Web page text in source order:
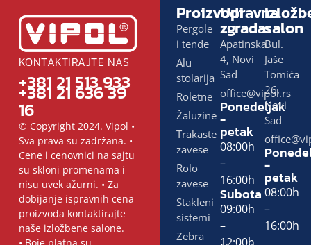
KONTAKTIRAJTE NAS
+381 21 513 933
+381 21 636 39
16
© Copyright 2024. Vipol •
Sva prava su zadržana. •
Cene i cenovnici na sajtu
su skloni promenama i
nisu uvek ažurni. • Za
dobijanje ispravnih cena
proizvoda kontaktirajte
naše izložbene salone.
• Boje platna su
Proizvodi
Pergole
i tende
Alu
stolarija
Roletne
Žaluzine
Trakaste
zavese
Rolo
zavese
Stakleni
sistemi
Zebra
Upravna
zgrada
Apatinska
4, Novi
Sad
office@vipol.rs
Ponedeljak
-
petak
08:00h
–
16:00h
Subota
09:00h
–
salon
Bul.
Jaše
Tomića
26,
Novi
Sad
-
petak
08:00h
–
16:00h